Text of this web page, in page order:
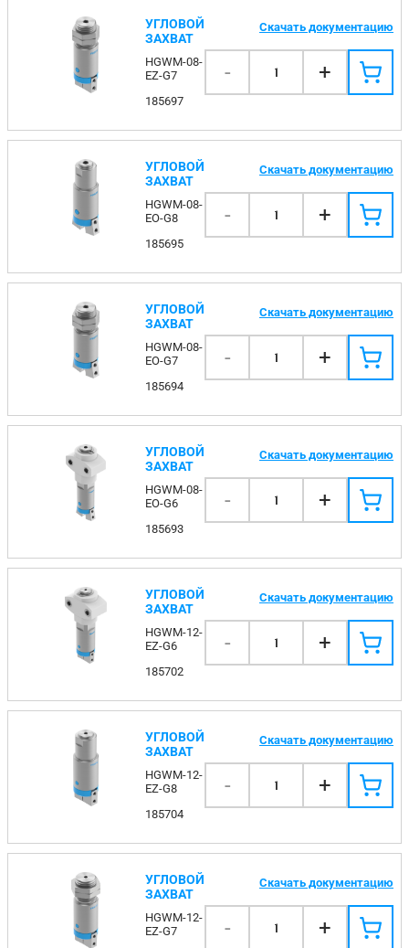
УГЛОВОЙ
ЗАХВАТ
HGWM-08-
EZ-G7
185697
Скачать документацию
- 1 +
УГЛОВОЙ
ЗАХВАТ
HGWM-08-
EO-G8
185695
Скачать документацию
- 1 +
УГЛОВОЙ
ЗАХВАТ
HGWM-08-
EO-G7
185694
Скачать документацию
- 1 +
УГЛОВОЙ
ЗАХВАТ
HGWM-08-
EO-G6
185693
Скачать документацию
- 1 +
УГЛОВОЙ
ЗАХВАТ
HGWM-12-
EZ-G6
185702
Скачать документацию
- 1 +
УГЛОВОЙ
ЗАХВАТ
HGWM-12-
EZ-G8
185704
Скачать документацию
- 1 +
УГЛОВОЙ
ЗАХВАТ
HGWM-12-
EZ-G7
Скачать документацию
- 1 +